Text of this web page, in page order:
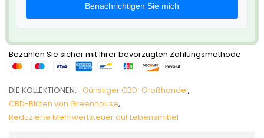
Benachrichtigen Sie mich
Bezahlen Sie sicher mit Ihrer bevorzugten Zahlungsmethode
DIE KOLLEKTIONEN: Günstiger CBD-Großhandel,
CBD-Blüten von Greenhouse,
Reduzierte Mehrwertsteuer auf Lebensmittel